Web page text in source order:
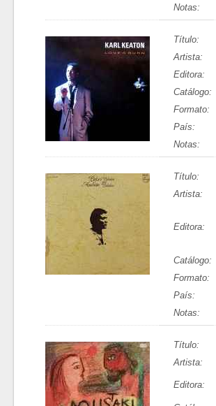
Notas:
Título:
Artista:
Editora:
Catálogo:
Formato:
País:
Notas:
Título:
Artista:
Editora:
Catálogo:
Formato:
País:
Notas:
Título:
Artista:
Editora: